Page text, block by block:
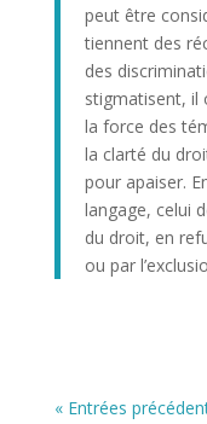
peut être
tiennent des
des
stigmatisent, il
la force des
la clarté du
pour apaiser.
langage, celui
du droit, en
ou par
« Entrées